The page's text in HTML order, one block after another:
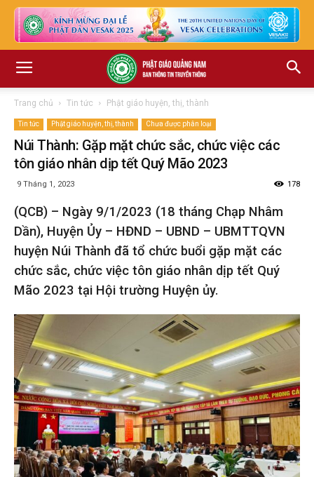
Trang chủ Tin tức Phật giáo huyện, thị, thành
Tin tức Phật giáo huyện, thị, thành Chưa được phân loại
Núi Thành: Gặp mặt chức sắc, chức việc các
tôn giáo nhân dịp tết Quý Mão 2023
9 Tháng 1, 2023 178
(QCB) – Ngày 9/1/2023 (18 tháng Chạp Nhâm
Dần), Huyện Ủy – HĐND – UBND – UBMTTQVN
huyện Núi Thành đã tổ chức buổi gặp mặt các
chức sắc, chức việc tôn giáo nhân dịp tết Quý
Mão 2023 tại Hội trường Huyện ủy.